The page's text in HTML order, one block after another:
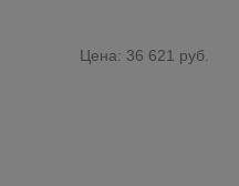
Цена: 36 621 руб.